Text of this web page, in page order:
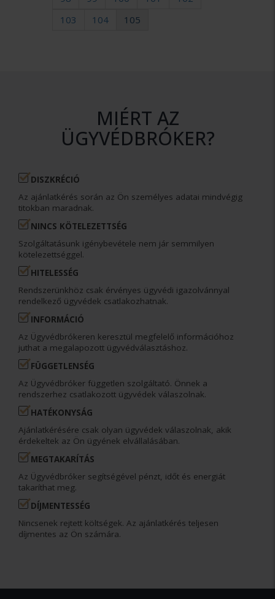
103
104 105
MIÉRT AZ
ÜGYVÉDBRÓKER?
DISZKRÉCIÓ
Az ajánlatkérés során az Ön személyes adatai mindvégig
titokban maradnak.
NINCS KÖTELEZETTSÉG
Szolgáltatásunk igénybevétele nem jár semmilyen
kötelezettséggel.
HITELESSÉG
Rendszerünkhöz csak érvényes ügyvédi igazolvánnyal
rendelkező ügyvédek csatlakozhatnak.
INFORMÁCIÓ
Az Ügyvédbrókeren keresztül megfelelő információhoz
juthat a megalapozott ügyvédválasztáshoz.
FÜGGETLENSÉG
Az Ügyvédbróker független szolgáltató. Önnek a
rendszerhez csatlakozott ügyvédek válaszolnak.
HATÉKONYSÁG
Ajánlatkérésére csak olyan ügyvédek válaszolnak, akik
érdekeltek az Ön ügyének elvállalásában.
MEGTAKARÍTÁS
Az Ügyvédbróker segítségével pénzt, időt és energiát
takaríthat meg.
DÍJMENTESSÉG
Nincsenek rejtett költségek. Az ajánlatkérés teljesen
díjmentes az Ön számára.